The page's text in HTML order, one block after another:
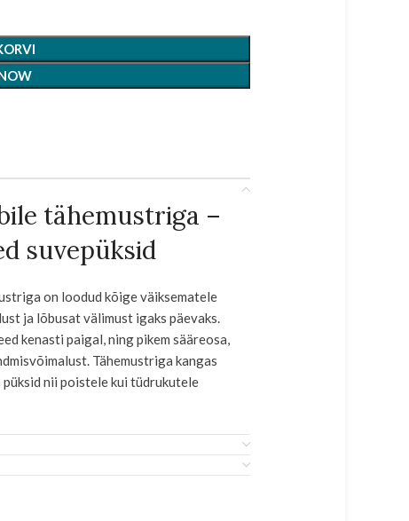
tähemustriga –
suvepüksid
on loodud kõige väiksematele
ja lõbusat välimust igaks päevaks.
kenasti paigal, ning pikem sääreosa,
Tähemustriga kangas
nii poistele kui tüdrukutele
pükste pikema kandmisperioodi.